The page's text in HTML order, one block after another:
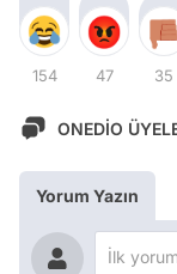
154 47 35
ONEDİO
Yorum Yazın